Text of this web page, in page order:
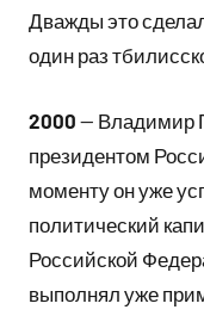
Дважды это
один раз
2000 — Владимир
президентом
моменту он уже
политический
Российской
выполнял уже